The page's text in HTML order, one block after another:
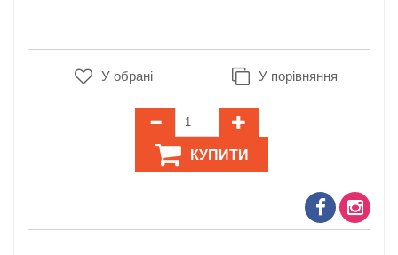
У обрані У порівняння
КУПИТИ